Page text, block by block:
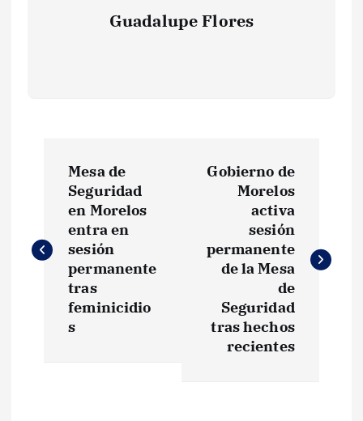
Guadalupe Flores
v
Mesa de
Seguridad
en Morelos
entra en
sesión
permanente
tras
feminicidio
s
Gobierno de
Morelos
activa
sesión
permanente
de la Mesa
de
Seguridad
tras hechos
recientes